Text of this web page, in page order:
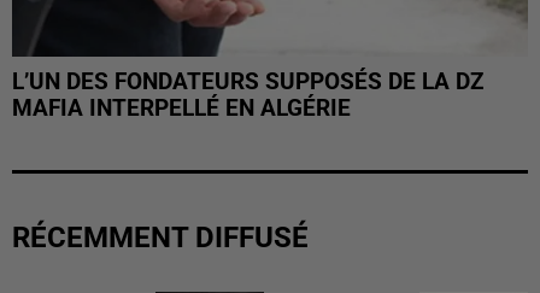
L’UN DES FONDATEURS SUPPOSÉS DE LA DZ
MAFIA INTERPELLÉ EN ALGÉRIE
RÉCEMMENT DIFFUSÉ